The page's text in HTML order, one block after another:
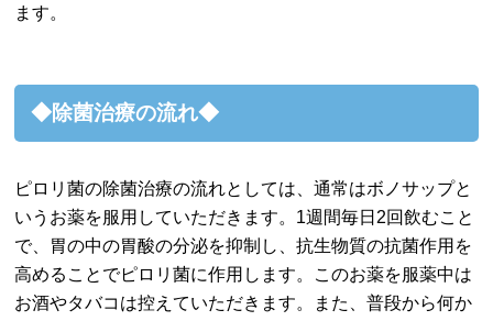
ます。
◆除菌治療の流れ◆
ピロリ菌の除菌治療の流れとしては、通常はボノサップと
いうお薬を服用していただきます。1週間毎日2回飲むこと
で、胃の中の胃酸の分泌を抑制し、抗生物質の抗菌作用を
高めることでピロリ菌に作用します。このお薬を服薬中は
お酒やタバコは控えていただきます。また、普段から何か